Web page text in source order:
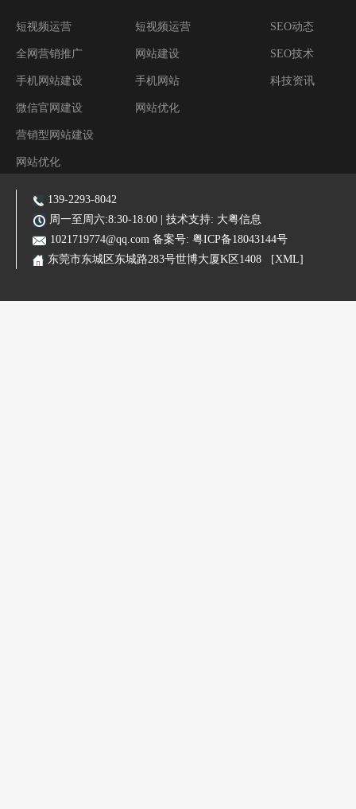
短视频运营
全网营销推广
手机网站建设
微信官网建设
营销型网站建设
网站优化
阿里装修运营
短视频运营
网站建设
手机网站
网站优化
SEO动态
SEO技术
科技资讯
主营业务:东莞网站建设|东莞网站优化|东莞SEO优化推广|品牌网站|手机网站|微信小程序|霸屏推广
139-2293-8042
周一至周六:8:30-18:00 | 技术支持: 大粤信息
1021719774@qq.com 备案号: 粤ICP备18043144号
东莞市东城区东城路283号世博大厦K区1408
[XML]